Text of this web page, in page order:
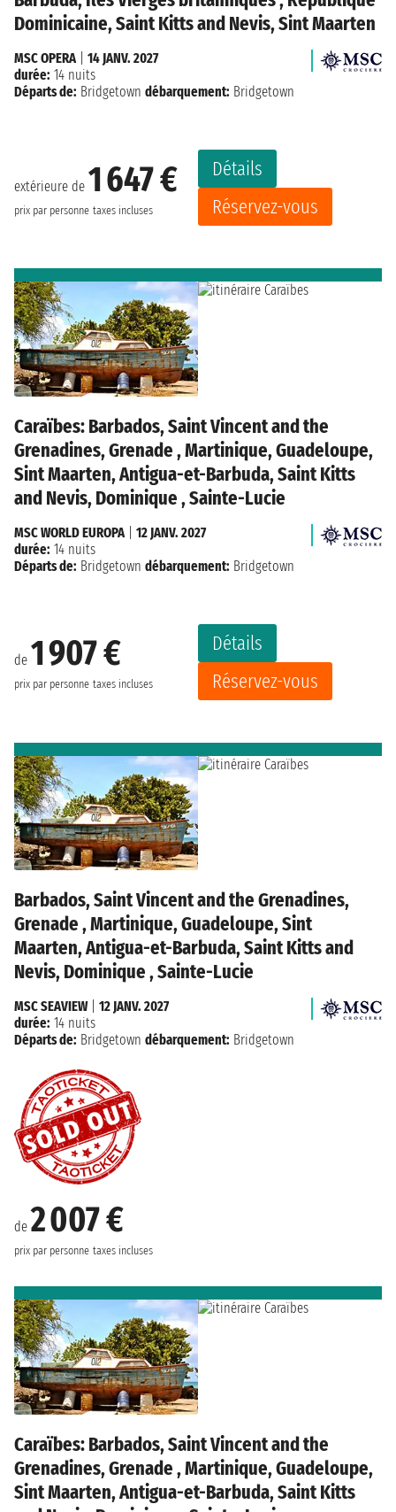
Dominicaine, Saint Kitts and Nevis, Sint Maarten
extérieure de 1 647 €
prix par personne taxes incluses
Détails
Réservez-vous
MSC OPERA| 14 JANV. 2027
durée: 14 nuits
Départs de: Bridgetown débarquement: Bridgetown
Caraïbes: Barbados, Saint Vincent and the
Grenadines, Grenade , Martinique, Guadeloupe,
Sint Maarten, Antigua-et-Barbuda, Saint Kitts
and Nevis, Dominique , Sainte-Lucie
de 1 907 €
prix par personne taxes incluses
Détails
Réservez-vous
MSC WORLD EUROPA| 12 JANV. 2027
durée: 14 nuits
Départs de: Bridgetown débarquement: Bridgetown
Barbados, Saint Vincent and the Grenadines,
Grenade , Martinique, Guadeloupe, Sint
Maarten, Antigua-et-Barbuda, Saint Kitts and
Nevis, Dominique , Sainte-Lucie
de 2 007 €
prix par personne taxes incluses
MSC SEAVIEW| 12 JANV. 2027
durée: 14 nuits
Départs de: Bridgetown débarquement: Bridgetown
Caraïbes: Barbados, Saint Vincent and the
Grenadines, Grenade , Martinique, Guadeloupe,
Sint Maarten, Antigua-et-Barbuda, Saint Kitts